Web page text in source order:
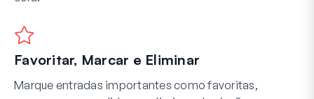
Favoritar, Marcar e Eliminar
Marque entradas importantes como favoritas,